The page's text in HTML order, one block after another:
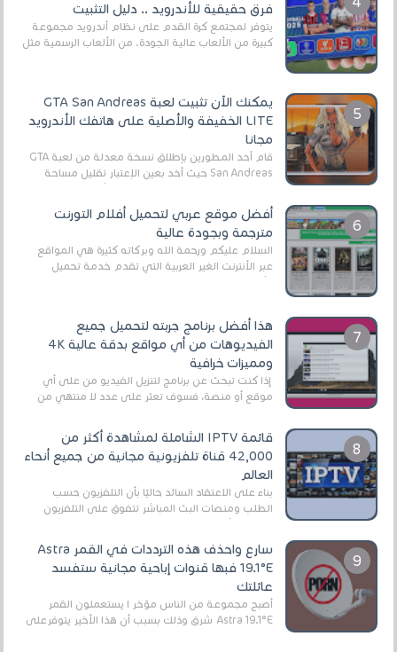
فرق حقيقية للأندرويد .. دليل التثبيت
يتوفر لمجتمع كرة القدم على نظام أندرويد مجموعة
كبيرة من الألعاب عالية الجودة. من الألعاب الرسمية مثل
يمكنك الآن تثبيت لعبة GTA San Andreas
LITE الخفيفة والأصلية على هاتفك الأندرويد
مجانا
قام أحد المطورين بإطلاق نسخة معدلة من لعبة GTA
San Andreas حيث أخد بعين الإعتبار تقليل مساحة
أفضل موقع عربي لتحميل أفلام التورنت
مترجمة وبجودة عالية
السلام عليكم ورحمة الله وبركاته كثيرة هي المواقع
عبر الأنترنت الغير العربية التي تقدم خدمة تحميل
هذا أفضل برنامج جربته لتحميل جميع
الفيديوهات من أي مواقع بدقة عالية 4K
ومميزات خرافية
إذا كنت تبحث عن برنامج لتنزيل الفيديو من على أي
موقع أو منصة، فسوف تعثر على عدد لا منتهي من
قائمة IPTV الشاملة لمشاهدة أكثر من
42,000 قناة تلفزيونية مجانية من جميع أنحاء
العالم
بناءً على الاعتقاد السائد حاليًا بأن التلفزيون حسب
الطلب ومنصات البث المباشر تتفوق على التلفزيون
سارع واحذف هذه الترددات في القمر Astra
19.1°E فبها قنوات إباحية مجانية ستفسد
عائلتك
أصبح مجموعة من الناس مؤخر ا يستعملون القمر
Astra 19.1°E شرق وذلك بسبب أن هذا الأخير يتوفرعلى